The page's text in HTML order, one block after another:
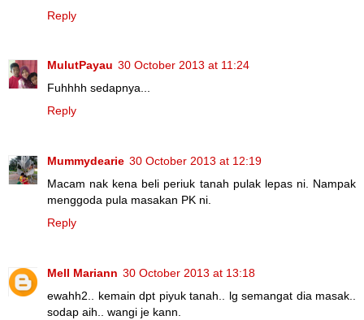
Reply
MulutPayau 30 October 2013 at 11:24
Fuhhhh sedapnya...
Reply
Mummydearie 30 October 2013 at 12:19
Macam nak kena beli periuk tanah pulak lepas ni. Nampak
menggoda pula masakan PK ni.
Reply
Mell Mariann 30 October 2013 at 13:18
ewahh2.. kemain dpt piyuk tanah.. lg semangat dia masak..
sodap aih.. wangi je kann.